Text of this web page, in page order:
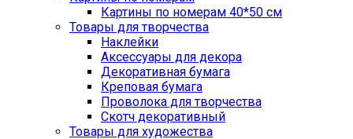
Картины по номерам 40*50 см
Товары для творчества
Наклейки
Аксессуары для декора
Декоративная бумага
Креповая бумага
Проволока для творчества
Скотч декоративный
Товары для художества